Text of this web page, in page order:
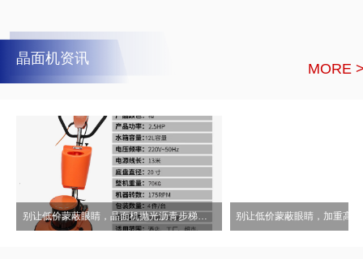
晶面机资讯
MORE
别让低价蒙蔽眼睛，晶面机抛光沥青步梯的高效能力和易操作才是王牌